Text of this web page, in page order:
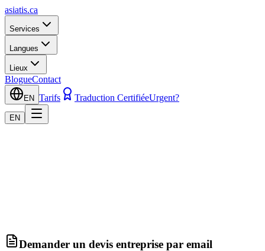
asiatis.ca
Services
Langues
Lieux
BlogueContact
EN Tarifs Traduction CertifiéeUrgent?
EN
Demander un devis entreprise par email